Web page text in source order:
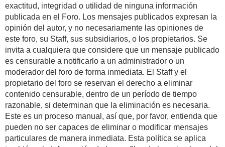
exactitud, integridad o utilidad de ninguna información
publicada en el Foro. Los mensajes publicados expresan la
opinión del autor, y no necesariamente las opiniones de
este foro, su Staff, sus subsidiarios, o los propietarios. Se
invita a cualquiera que considere que un mensaje publicado
es censurable a notificarlo a un administrador o un
moderador del foro de forma inmediata. El Staff y el
propietario del foro se reservan el derecho a eliminar
contenido censurable, dentro de un período de tiempo
razonable, si determinan que la eliminación es necesaria.
Este es un proceso manual, así que, por favor, entienda que
pueden no ser capaces de eliminar o modificar mensajes
particulares de manera inmediata. Esta política se aplica